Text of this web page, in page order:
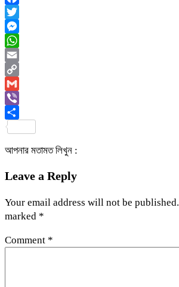
Facebook
Twitter
Messenger
WhatsApp
Email
Copy
Link
Gmail
Viber
আপনার মতামত লিখুন :
Leave a Reply
Your email address will not be published.
marked *
Comment *